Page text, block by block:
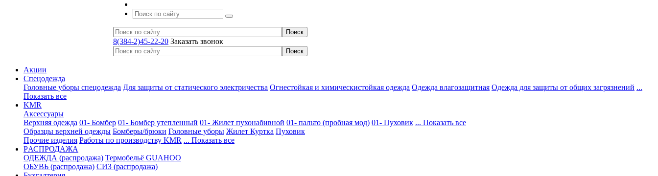
8(384-2)45-22-20 Заказать звонок
Акции
Спецодежда
Головные уборы спецодежда Для защиты от статического электричества Огнестойкая и химическистойкая одежда Одежда влагозащитная Одежда для защиты от общих загрязнений ...
Показать все
KMR
Аксессуары
Верхняя одежда 01- Бомбер 01- Бомбер утепленный 01- Жилет пухонабивной 01- пальто (пробная мод) 01- Пуховик ... Показать все
Образцы верхней одежды Бомберы/брюки Головные уборы Жилет Куртка Пуховик
Прочие изделия Работы по производству KMR ... Показать все
PАСПРОДАЖА
ОДЕЖДА (распродажа) Термобельё GUAHOO
ОБУВЬ (распродажа) СИЗ (распродажа)